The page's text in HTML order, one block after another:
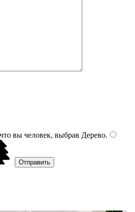
вы человек, выбрав Дерево.